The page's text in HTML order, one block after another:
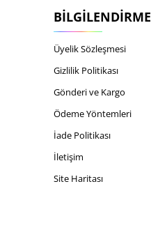
BILGILENDIRME
Üyelik Sözleşmesi
Gizlilik Politikası
Gönderi ve Kargo
Ödeme Yöntemleri
İade Politikası
İletişim
Site Haritası